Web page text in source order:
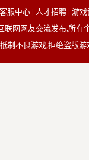
服中心 | 人才招聘 | 游
联网网友交流发布,所
制不良游戏,拒绝盗版